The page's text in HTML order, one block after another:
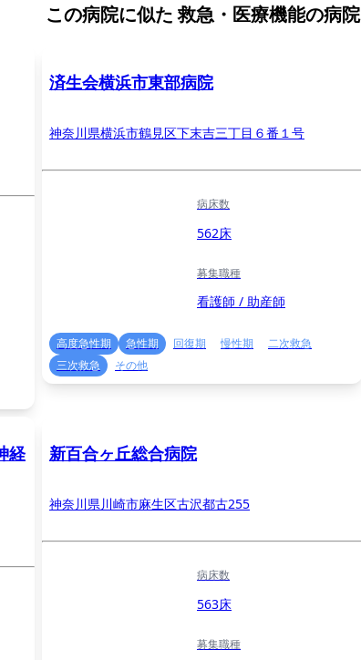
この病院に似た 救急・医療機能の病院
済生会横浜市東部病院
神奈川県横浜市鶴見区下末吉三丁目６番１号
病床数
562床
募集職種
看護師 / 助産師
高度急性期 急性期 回復期 慢性期
二次救急
三次救急
その他
経
新百合ヶ丘総合病院
神奈川県川崎市麻生区古沢都古255
病床数
563床
募集職種